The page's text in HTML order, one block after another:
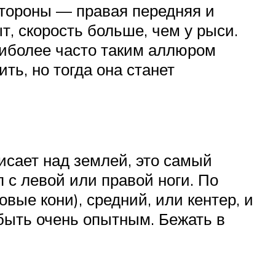
— правая передняя и
скорость больше, чем у рыси.
часто таким аллюром
но тогда она станет
над землей, это самый
левой или правой ноги. По
кони), средний, или кентер, и
очень опытным. Бежать в